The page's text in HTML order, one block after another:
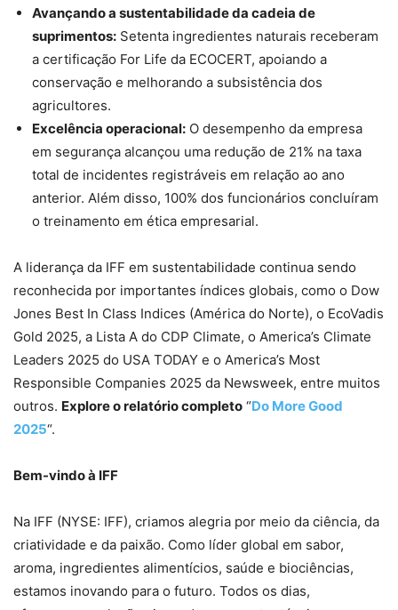
Avançando a sustentabilidade da cadeia de
suprimentos: Setenta ingredientes naturais receberam
a certificação For Life da ECOCERT, apoiando a
conservação e melhorando a subsistência dos
agricultores.
Excelência operacional: O desempenho da empresa
em segurança alcançou uma redução de 21% na taxa
total de incidentes registráveis ​​em relação ao ano
anterior. Além disso, 100% dos funcionários concluíram
o treinamento em ética empresarial.
A liderança da IFF em sustentabilidade continua sendo
reconhecida por importantes índices globais, como o Dow
Jones Best In Class Indices (América do Norte), o EcoVadis
Gold 2025, a Lista A do CDP Climate, o America’s Climate
Leaders 2025 do USA TODAY e o America’s Most
Responsible Companies 2025 da Newsweek, entre muitos
outros. Explore o relatório completo “Do More Good
2025“.
Bem-vindo à IFF
Na IFF (NYSE: IFF), criamos alegria por meio da ciência, da
criatividade e da paixão. Como líder global em sabor,
aroma, ingredientes alimentícios, saúde e biociências,
estamos inovando para o futuro. Todos os dias,